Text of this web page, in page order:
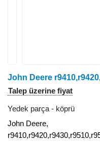
Talep üzerine fiyat
Yedek parça - köprü
John Deere,